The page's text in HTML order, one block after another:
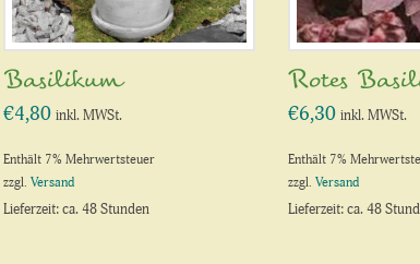
Basilikum
€4,80 inkl. MWSt.
Enthält 7% Mehrwertsteuer
zzgl.Versand
Lieferzeit: ca. 48 Stunden
Rotes
€6,30 inkl. MWSt.
Enthält 7%
zzgl. Versand
Lieferzeit: ca. 48